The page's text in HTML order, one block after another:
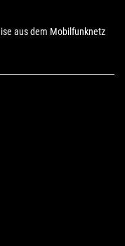
aus dem Mobilfunknetz